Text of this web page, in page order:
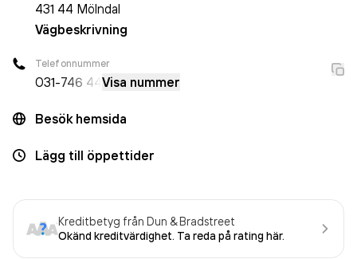
431 44 Mölndal
Vägbeskrivning
Telefonnummer
031-746 44 Visa nummer
Besök hemsida
Lägg till öppettider
Kreditbetyg från Dun & Bradstreet
Okänd kreditvärdighet. Ta reda på rating här.